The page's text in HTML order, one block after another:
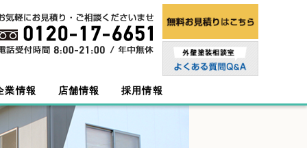
業情報 店舗情報 採用情報